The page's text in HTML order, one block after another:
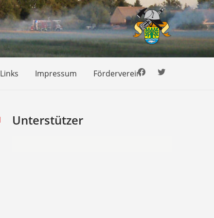
Links Impressum Förderverein
Unterstützer